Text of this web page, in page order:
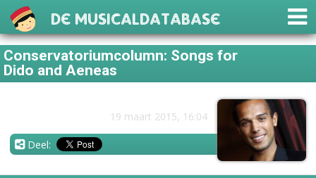
De Musicaldatabase
Conservatoriumcolumn: Songs for
Dido and Aeneas
19 maart 2015, 16:04
Deel: